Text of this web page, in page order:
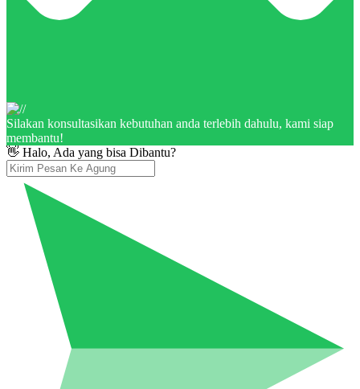
Silakan konsultasikan kebutuhan anda terlebih dahulu, kami siap
membantu!
👋 Halo, Ada yang bisa Dibantu?